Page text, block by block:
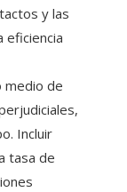
y las
eficiencia
medio de
Incluir
tasa de